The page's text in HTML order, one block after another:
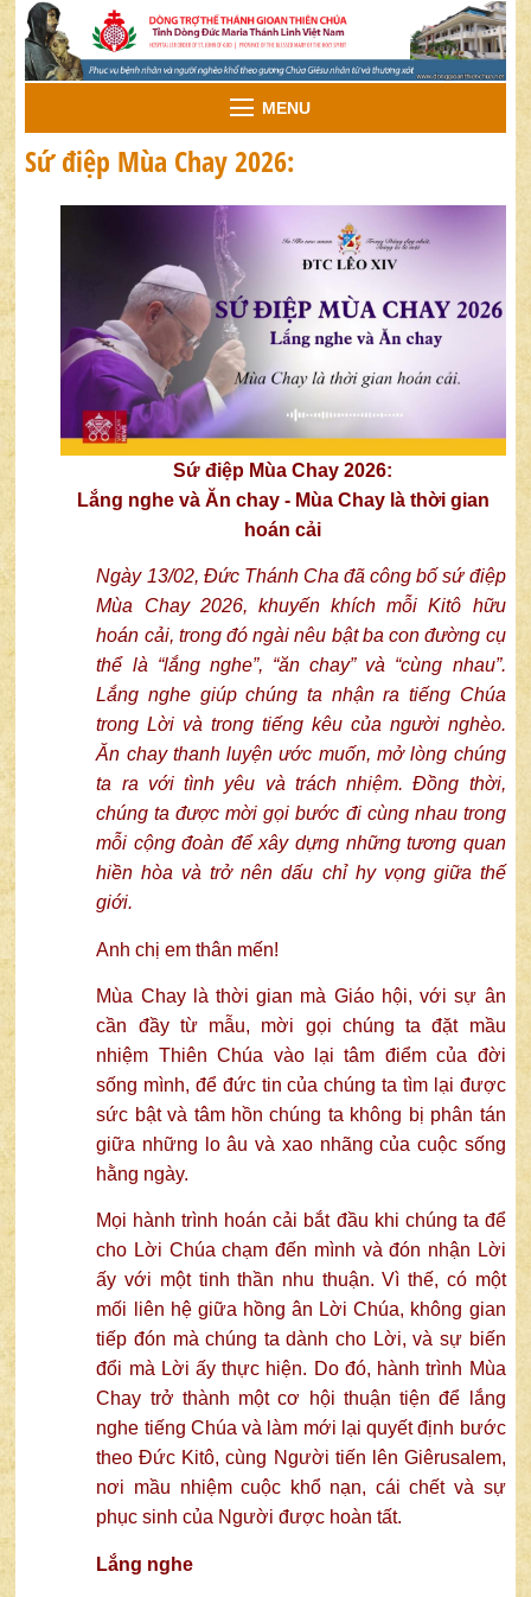
MENU
Sứ điệp Mùa Chay 2026:
Sứ điệp Mùa Chay 2026:
Lắng nghe và Ăn chay - Mùa Chay là thời gian
hoán cải
Ngày 13/02, Đức Thánh Cha đã công bố sứ điệp
Mùa Chay 2026, khuyến khích mỗi Kitô hữu
hoán cải, trong đó ngài nêu bật ba con đường cụ
thể là “lắng nghe”, “ăn chay” và “cùng nhau”.
Lắng nghe giúp chúng ta nhận ra tiếng Chúa
trong Lời và trong tiếng kêu của người nghèo.
Ăn chay thanh luyện ước muốn, mở lòng chúng
ta ra với tình yêu và trách nhiệm. Đồng thời,
chúng ta được mời gọi bước đi cùng nhau trong
mỗi cộng đoàn để xây dựng những tương quan
hiền hòa và trở nên dấu chỉ hy vọng giữa thế
giới.
Anh chị em thân mến!
Mùa Chay là thời gian mà Giáo hội, với sự ân
cần đầy từ mẫu, mời gọi chúng ta đặt mầu
nhiệm Thiên Chúa vào lại tâm điểm của đời
sống mình, để đức tin của chúng ta tìm lại được
sức bật và tâm hồn chúng ta không bị phân tán
giữa những lo âu và xao nhãng của cuộc sống
hằng ngày.
Mọi hành trình hoán cải bắt đầu khi chúng ta để
cho Lời Chúa chạm đến mình và đón nhận Lời
ấy với một tinh thần nhu thuận. Vì thế, có một
mối liên hệ giữa hồng ân Lời Chúa, không gian
tiếp đón mà chúng ta dành cho Lời, và sự biến
đổi mà Lời ấy thực hiện. Do đó, hành trình Mùa
Chay trở thành một cơ hội thuận tiện để lắng
nghe tiếng Chúa và làm mới lại quyết định bước
theo Đức Kitô, cùng Người tiến lên Giêrusalem,
nơi mầu nhiệm cuộc khổ nạn, cái chết và sự
phục sinh của Người được hoàn tất.
Lắng nghe